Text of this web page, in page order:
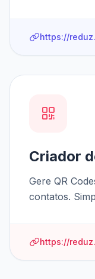
https://
Criador
Gere QR
contatos.
https://